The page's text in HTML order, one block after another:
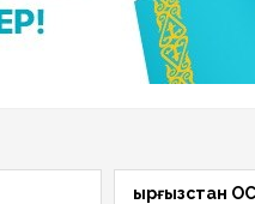
Қырғызстан